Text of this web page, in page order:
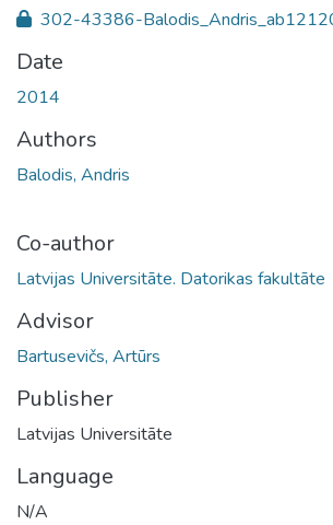
302-43386-
Date
2014
Authors
Balodis, Andris
Co-author
Latvijas Universitāte. Datorikas fakultāte
Advisor
Bartusevičs, Artūrs
Publisher
Latvijas Universitāte
Language
N/A